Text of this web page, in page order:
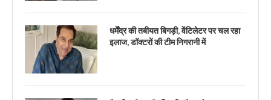
धर्मेंद्र की तबीयत बिगड़ी, वेंटिलेटर पर चल रहा
इलाज, डॉक्टरों की टीम निगरानी में